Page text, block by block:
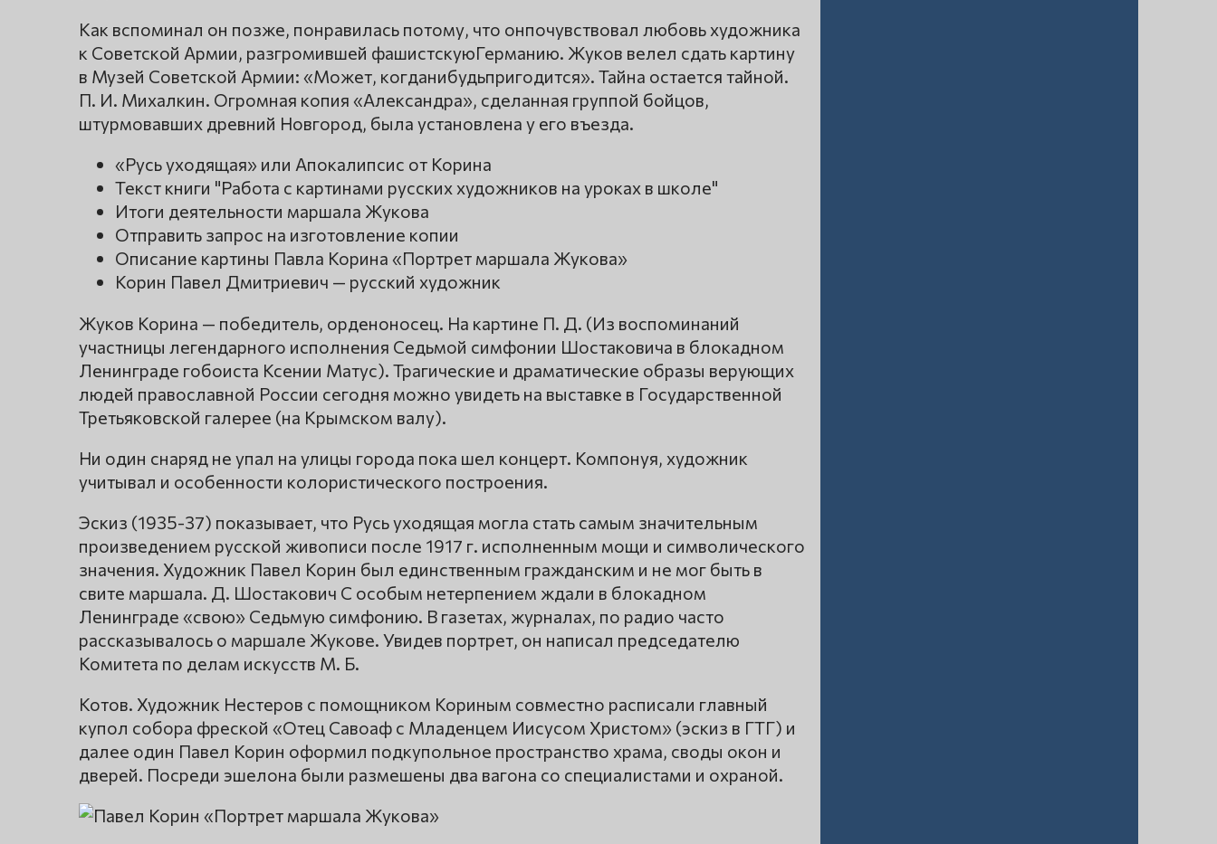
Как вспоминал он позже, понравилась потому, что онпочувствовал любовь художника
к Советской Армии, разгромившей фашистскуюГерманию. Жуков велел сдать картину
в Музей Советской Армии: «Может, когданибудьпригодится». Тайна остается тайной.
П. И. Михалкин. Огромная копия «Александра», сделанная группой бойцов,
штурмовавших древний Новгород, была установлена у его въезда.
«Русь уходящая» или Апокалипсис от Корина
Текст книги "Работа с картинами русских художников на уроках в школе"
Итоги деятельности маршала Жукова
Отправить запрос на изготовление копии
Описание картины Павла Корина «Портрет маршала Жукова»
Корин Павел Дмитриевич — русский художник
Жуков Корина — победитель, орденоносец. На картине П. Д. (Из воспоминаний
участницы легендарного исполнения Седьмой симфонии Шостаковича в блокадном
Ленинграде гобоиста Ксении Матус). Трагические и драматические образы верующих
людей православной России сегодня можно увидеть на выставке в Государственной
Третьяковской галерее (на Крымском валу).
Ни один снаряд не упал на улицы города пока шел концерт. Компонуя, художник
учитывал и особенности колористического построения.
Эскиз (1935-37) показывает, что Русь уходящая могла стать самым значительным
произведением русской живописи после 1917 г. исполненным мощи и символического
значения. Художник Павел Корин был единственным гражданским и не мог быть в
свите маршала. Д. Шостакович С особым нетерпением ждали в блокадном
Ленинграде «свою» Седьмую симфонию. В газетах, журналах, по радио часто
рассказывалось о маршале Жукове. Увидев портрет, он написал председателю
Комитета по делам искусств М. Б.
Котов. Художник Нестеров с помощником Кориным совместно расписали главный
купол собора фреской «Отец Савоаф с Младенцем Иисусом Христом» (эскиз в ГТГ) и
далее один Павел Корин оформил подкупольное пространство храма, своды окон и
дверей. Посреди эшелона были размешены два вагона со специалистами и охраной.